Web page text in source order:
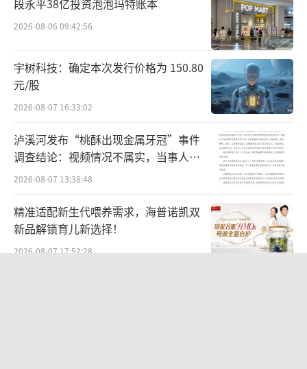
段永平38亿投资泡泡玛特账本
2026-08-06 09:42:56
宇树科技：确定本次发行价格为 150.80
元/股
2026-08-07 16:33:02
泸溪河发布“桃酥出现金属牙冠”事件
调查结论：视频情况不属实，当事人已
主动删除致歉
2026-08-07 13:38:48
精准适配新生代喂养需求，海普诺凯双
新品解锁育儿新选择！
2026-08-07 17:52:28